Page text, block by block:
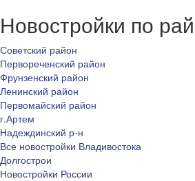
Новостройки по
Советский район
Первореченский район
Фрунзенский район
Ленинский район
Первомайский район
г.Артем
Надеждинский р-н
Все новостройки Владивостока
Долгострои
Новостройки России